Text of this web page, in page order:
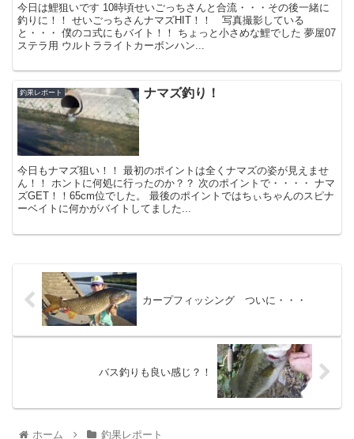
今日は鯉狙いです 10時頃せいごっちさんと合流・・・その後一緒に
釣りに！！ せいごっちさんナマズHIT！！ 写真撮影している
と・・・ 僕のコ式にもバイト！！ ちょっと小さめな鯉でした 夢屋07
ステラ用 ウルトラライトカーボンハン...
釣果レポート ナマズ釣り！
今日もナマズ狙い！！ 最初のポイントは全くナマズの姿が見えませ
ん！！ ホントに何処に行ったのか？？ 次のポイントで・・・・ ナマ
ズGET！！65cm位でした。 最後のポイントではちぃちゃんのスピナ
ーベイトに何かがバイトしてました...
カープフィッシング ついに・・・
バス釣りも良い感じ？！
ホーム 釣果レポート